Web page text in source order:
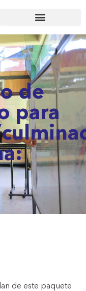
de
para
de este paquete